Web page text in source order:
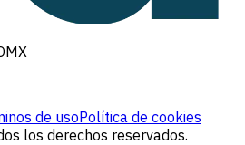
de usoPolítica de cookies
los derechos reservados.